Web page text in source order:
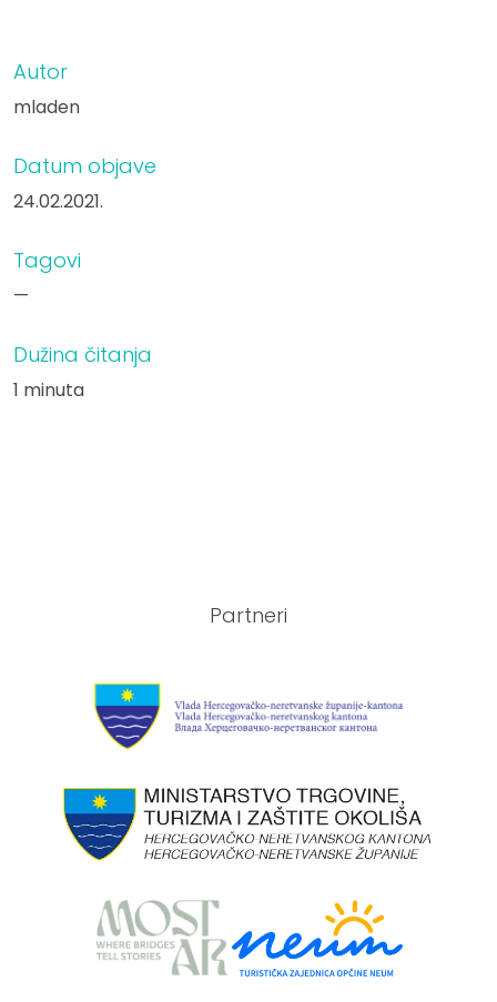
Autor
mladen
Datum objave
24.02.2021.
Tagovi
—
Dužina čitanja
1 minuta
Partneri